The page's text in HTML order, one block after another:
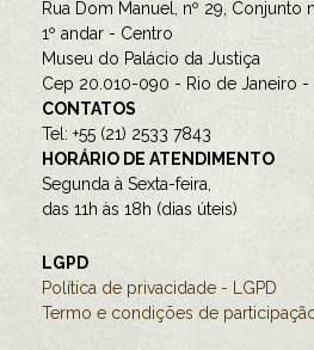
Rua Dom Manuel, nº 29, Conjunto
1º andar - Centro
Museu do Palácio da Justiça
Cep 20.010-090 - Rio de Janeiro -
CONTATOS
Tel: +55 (21) 2533 7843
HORÁRIO DE ATENDIMENTO
Segunda à Sexta-feira,
das 11h às 18h (dias úteis)
LGPD
Política de privacidade - LGPD
Termo e condições de